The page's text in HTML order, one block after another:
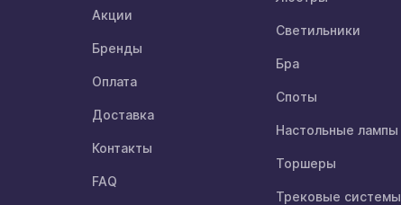
Акции
Бренды
Оплата
Доставка
Контакты
FAQ
Светильники
Бра
Споты
Настольные лампы
Торшеры
Трековые системы